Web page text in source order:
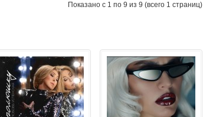
Показано с 1 по 9 из 9 (всего 1 страниц)